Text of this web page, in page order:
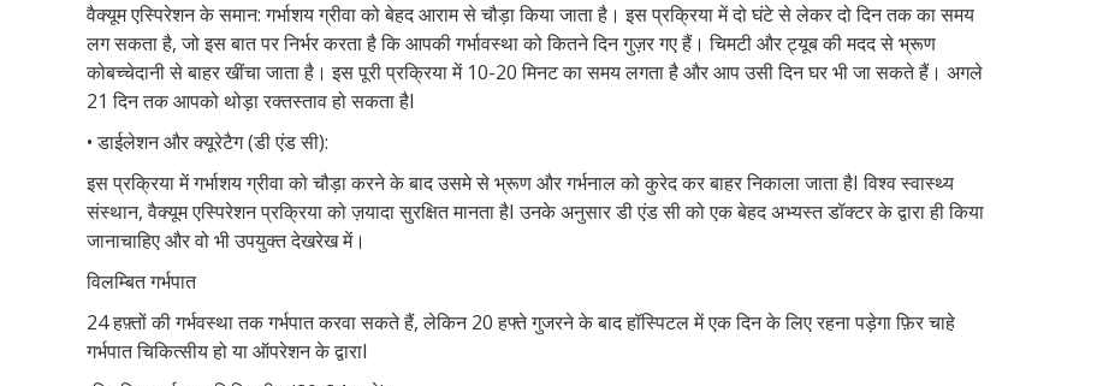
वैक्यूम एस्पिरेशन के समान: गर्भाशय ग्रीवा को बेहद आराम से चौड़ा किया जाता है। इस प्रक्रिया में दो घंटे से लेकर दो दिन तक का समय
लग सकता है,जो इस बात पर निर्भर करता है कि आपकी गर्भावस्था को कितने दिन गुज़र गए हैं। चिमटी और ट्यूब की मदद से भ्रूण
कोबच्चेदानी से बाहर खींचा जाता है। इस पूरी प्रक्रिया में 10-20मिनट का समय लगता है और आप उसी दिन घर भी जा सकते हैं। अगले
21 दिन तक आपको थोड़ा रक्तस्ताव हो सकता हैI
•डाईलेशन और क्यूरेटैग (डी एंड सी):
इस प्रक्रिया में गर्भाशय ग्रीवा को चौड़ा करने के बाद उसमे से भ्रूण और गर्भनाल को कुरेद कर बाहर निकाला जाता हैIविश्व स्वास्थ्य
संस्थान,वैक्यूम एस्पिरेशन प्रक्रिया को ज़यादा सुरक्षित मानता हैIउनके अनुसार डी एंड सी को एक बेहद अभ्यस्त डॉक्टर के द्वारा ही किया
जानाचाहिए और वो भी उपयुक्त देखरेख में।
विलम्बित गर्भपात
24हफ़्तों की गर्भवस्था तक गर्भपात करवा सकते हैं,लेकिन20हफ्ते गुजरने के बाद हॉस्पिटल में एक दिन के लिए रहना पड़ेगा फ़िर चाहे
गर्भपात चिकित्सीय हो या ऑपरेशन के द्वाराI